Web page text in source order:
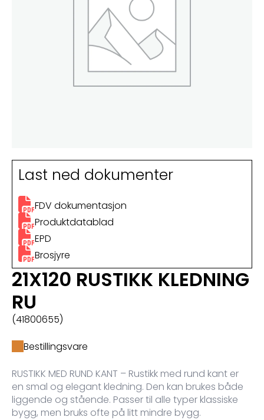
Last ned dokumenter
FDV dokumentasjon
Produktdatablad
EPD
Brosjyre
21X120 RUSTIKK KLEDNING
RU
(41800655)
Bestillingsvare
RUSTIKK MED RUND KANT – Rustikk med rund kant er
en smal og elegant kledning. Den kan brukes både
liggende og stående. Passer til alle typer klassiske
bygg, men bruks ofte på litt mindre bygg.